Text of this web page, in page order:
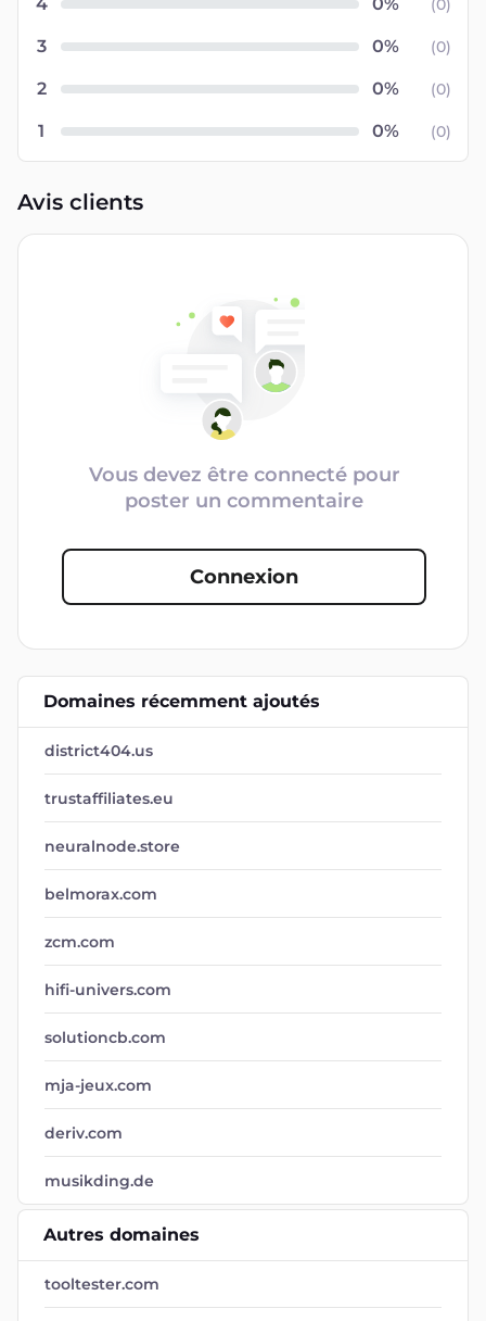
(0)
3 (0)
2 (0)
1 (0)
Avis clients
Vous devez être connecté pour
poster un commentaire
Connexion
Domaines récemment ajoutés
district404.us
trustaffiliates.eu
neuralnode.store
belmorax.com
zcm.com
hifi-univers.com
solutioncb.com
mja-jeux.com
deriv.com
musikding.de
Autres domaines
tooltester.com